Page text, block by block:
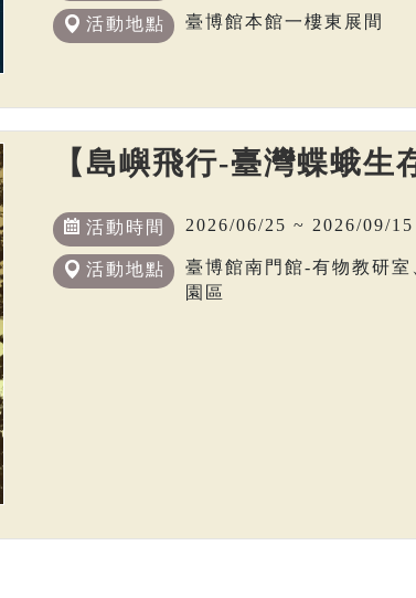
活動地點 臺博館本館一樓東展間
【島嶼飛行-臺灣蝶蛾
活動時間 2026/06/25 ~ 2026/09/15
活動地點
臺博館南門館-有物教研室
園區